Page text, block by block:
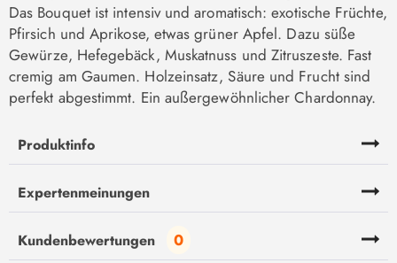
Das Bouquet ist intensiv und aromatisch: exotische Früchte,
Pfirsich und Aprikose, etwas grüner Apfel. Dazu süße
Gewürze, Hefegebäck, Muskatnuss und Zitruszeste. Fast
cremig am Gaumen. Holzeinsatz, Säure und Frucht sind
perfekt abgestimmt. Ein außergewöhnlicher Chardonnay.
Produktinfo
Expertenmeinungen
Kundenbewertungen 0